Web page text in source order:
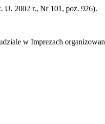
U. 2002 r., Nr 101, poz. 926).
w Imprezach